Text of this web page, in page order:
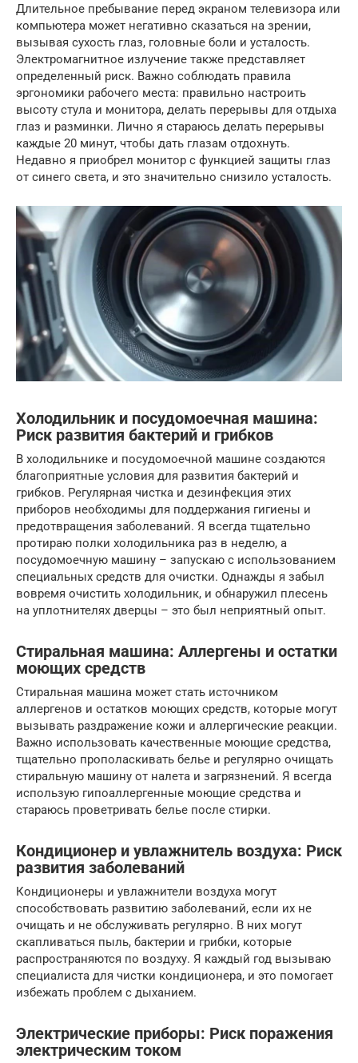
Длительное пребывание перед экраном телевизора или
компьютера может негативно сказаться на зрении,
вызывая сухость глаз, головные боли и усталость.
Электромагнитное излучение также представляет
определенный риск. Важно соблюдать правила
эргономики рабочего места: правильно настроить
высоту стула и монитора, делать перерывы для отдыха
глаз и разминки. Лично я стараюсь делать перерывы
каждые 20 минут, чтобы дать глазам отдохнуть.
Недавно я приобрел монитор с функцией защиты глаз
от синего света, и это значительно снизило усталость.
Холодильник и посудомоечная машина:
Риск развития бактерий и грибков
В холодильнике и посудомоечной машине создаются
благоприятные условия для развития бактерий и
грибков. Регулярная чистка и дезинфекция этих
приборов необходимы для поддержания гигиены и
предотвращения заболеваний. Я всегда тщательно
протираю полки холодильника раз в неделю, а
посудомоечную машину – запускаю с использованием
специальных средств для очистки. Однажды я забыл
вовремя очистить холодильник, и обнаружил плесень
на уплотнителях дверцы – это был неприятный опыт.
Стиральная машина: Аллергены и остатки
моющих средств
Стиральная машина может стать источником
аллергенов и остатков моющих средств, которые могут
вызывать раздражение кожи и аллергические реакции.
Важно использовать качественные моющие средства,
тщательно прополаскивать белье и регулярно очищать
стиральную машину от налета и загрязнений. Я всегда
использую гипоаллергенные моющие средства и
стараюсь проветривать белье после стирки.
Кондиционер и увлажнитель воздуха: Риск
развития заболеваний
Кондиционеры и увлажнители воздуха могут
способствовать развитию заболеваний, если их не
очищать и не обслуживать регулярно. В них могут
скапливаться пыль, бактерии и грибки, которые
распространяются по воздуху. Я каждый год вызываю
специалиста для чистки кондиционера, и это помогает
избежать проблем с дыханием.
Электрические приборы: Риск поражения
электрическим током